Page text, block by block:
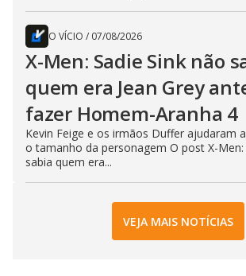
O VÍCIO / 07/08/2026
X-Men: Sadie Sink não
quem era Jean Grey
fazer Homem-Aranha 4
Kevin Feige e os irmãos Duffer ajudaram
o tamanho da personagem O post X-Men:
sabia quem era...
VEJA MAIS NOTÍCIAS